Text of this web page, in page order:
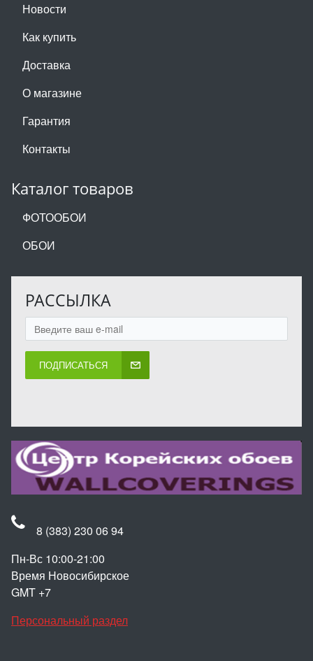
Новости
Как купить
Доставка
О магазине
Гарантия
Контакты
Каталог товаров
ФОТООБОИ
ОБОИ
РАССЫЛКА
ПОДПИСАТЬСЯ
8 (383) 230 06 94
Пн-Вс 10:00-21:00
Время Новосибирское
GMT +7
Персональный раздел